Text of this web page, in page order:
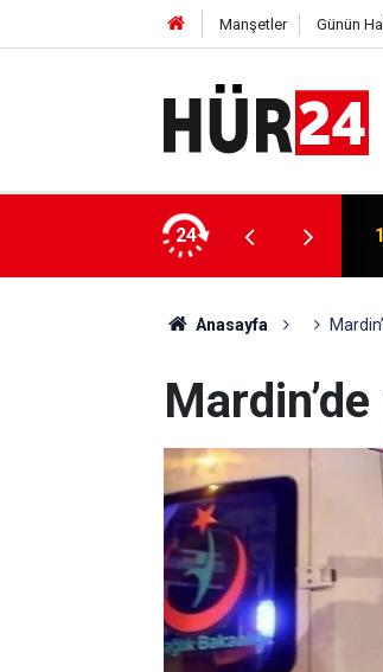
Manşetler Günün
24
aranan şahıs yakalandı
Anasayfa